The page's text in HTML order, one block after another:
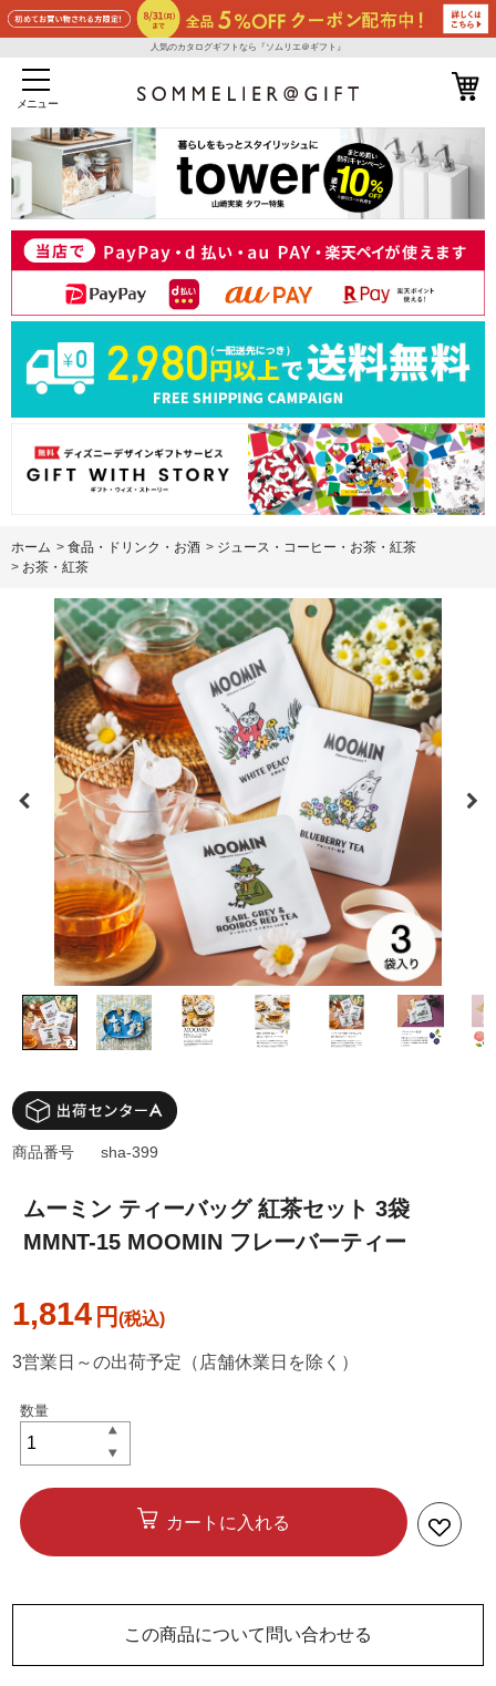
人気のカタログギフトなら『ソムリエ＠ギフト』
メニュー
ホーム > 食品・ドリンク・お酒 > ジュース・コーヒー・お茶・紅茶
> お茶・紅茶
ムーミン ティーバッグ 紅茶セット 3袋
MMNT-15 MOOMIN フレーバーティー
1,814 円
商品番号 sha-399
3営業日～の出荷予定（店舗休業日を除く）
カートに入れる
この商品について問い合わせる